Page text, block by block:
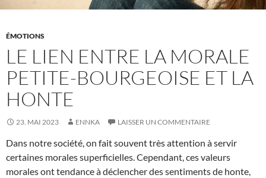
ÉMOTIONS
LE LIEN ENTRE LA MORALE
PETITE-BOURGEOISE ET LA
HONTE
23. MAI 2023 ENNKA LAISSER UN COMMENTAIRE
Dans notre société, on fait souvent très attention à servir
certaines morales superficielles. Cependant, ces valeurs
morales ont tendance à déclencher des sentiments de honte,